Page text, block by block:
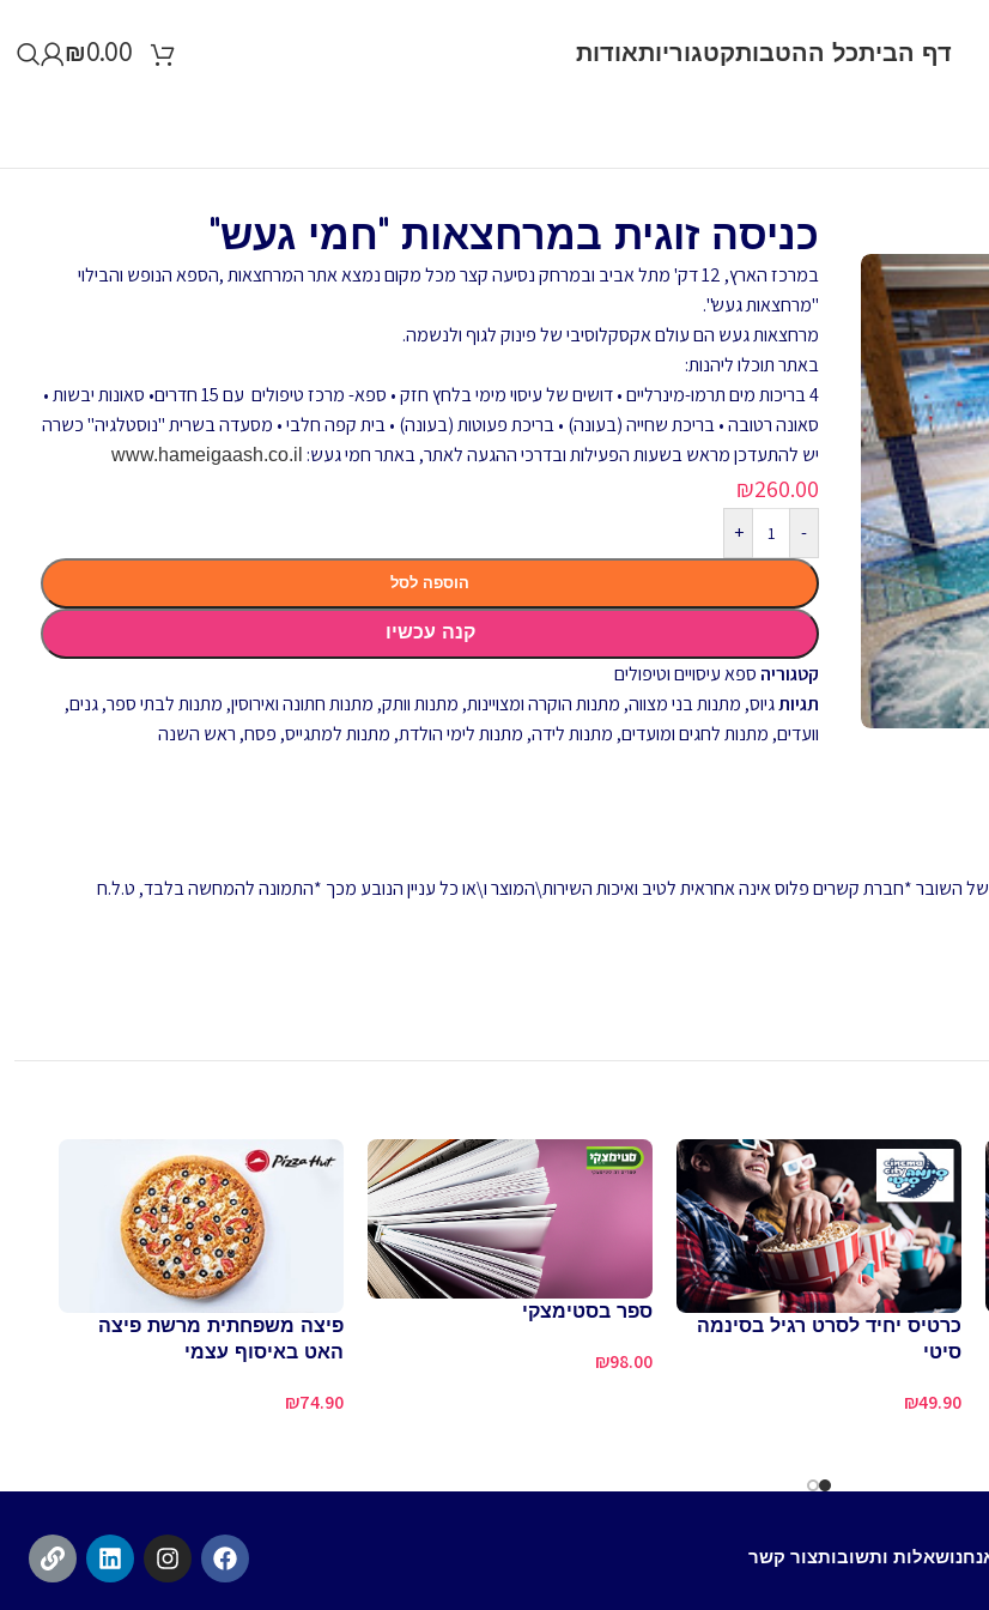
דף הביתכל ההטבותקטגוריותאודות ₪0.00
כניסה זוגית במרחצאות "חמי געש"
במרכז הארץ, 12 דק' מתל אביב ובמרחק נסיעה קצר מכל מקום נמצא אתר המרחצאות ,הספא הנופש והבילוי
"מרחצאות געש".
מרחצאות געש הם עולם אקסקלוסיבי של פינוק לגוף ולנשמה.
באתר תוכלו ליהנות:
4 בריכות מים תרמו-מינרליים • דושים של עיסוי מימי בלחץ חזק • ספא- מרכז טיפולים עם 15 חדרים• סאונות יבשות •
סאונה רטובה • בריכת שחייה (בעונה) • בריכת פעוטות (בעונה) • בית קפה חלבי • מסעדה בשרית "נוסטלגיה" כשרה
יש להתעדכן מראש בשעות הפעילות ובדרכי ההגעה לאתר, באתר חמי געש: www.hameigaash.co.il
₪260.00
-
+
הוספה לסל
קנה עכשיו
קטגוריה ספא עיסויים וטיפולים
תגיותגיוס, מתנות בני מצווה, מתנות הוקרה ומצויינות, מתנות וותק, מתנות חתונה ואירוסין, מתנות לבתי ספר, גנים,
וועדים, מתנות לחגים ומועדים, מתנות לידה, מתנות לימי הולדת, מתנות למתגייס, פסח, ראש השנה
של השובר *חברת קשרים פלוס אינה אחראית לטיב ואיכות השירות\המוצר ו\או כל עניין הנובע מכך *התמונה להמחשה בלבד, ט.ל.ח
כרטיס יחיד לסרט רגיל בסינמה
סיטי
₪49.90
ספר בסטימצקי
₪98.00
פיצה משפחתית מרשת פיצה
האט באיסוף עצמי
₪74.90
שאלות ותשובותצור קשר